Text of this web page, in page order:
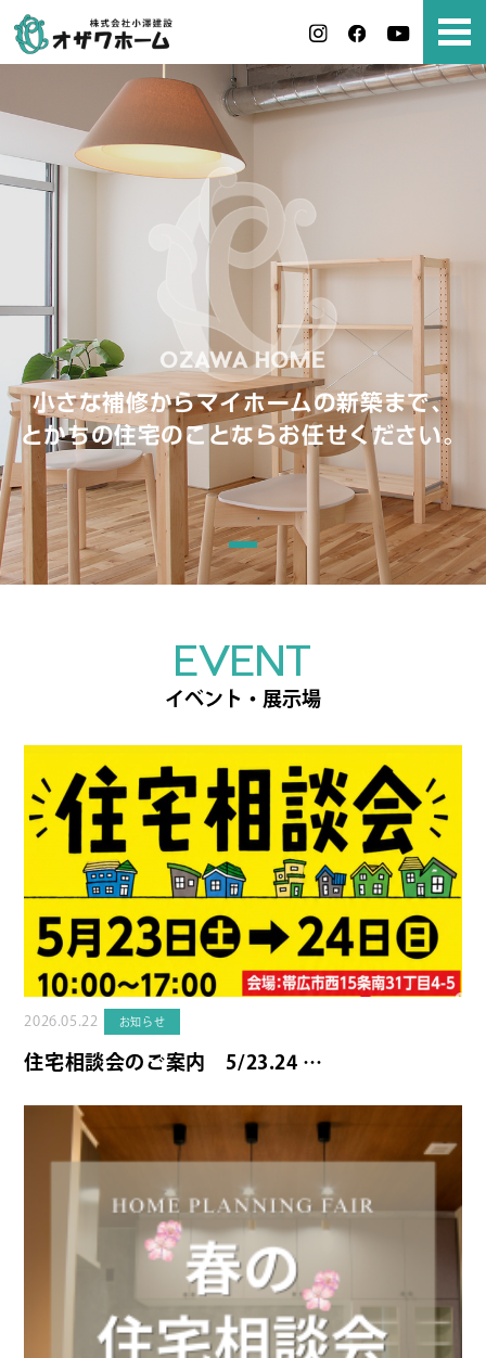
小さな補修からマイホームの新築まで、
とかちの住宅のことならお任せください。
EVENT
イベント・展示場
2026.05.22 お知らせ
住宅相談会のご案内 5/23.24 …